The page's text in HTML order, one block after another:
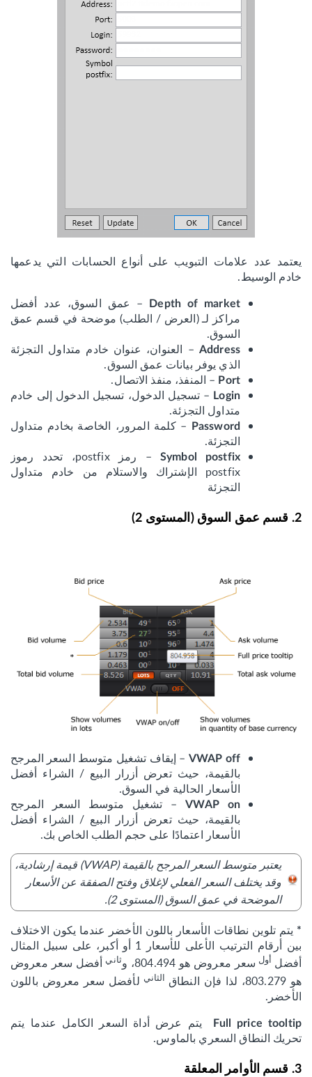
يعتمد عدد علامات التبويب على أنواع الحسابات التي يدعمها
خادم الوسيط.
Depth of market
– عمق السوق، عدد أفضل
مراكز لـ (العرض / الطلب) موضحة في قسم عمق
السوق.
Address – العنوان، عنوان خادم متداول التجزئة
الذي يوفر بيانات عمق السوق.
Port – المنفذ، منفذ الاتصال.
Login – تسجيل الدخول، تسجيل الدخول إلى خادم
متداول التجزئة.
Password – كلمة المرور، الخاصة بخادم متداول
التجزئة.
Symbol postfix
– رمز postfix، تحدد رموز
postfix الإشتراك والاستلام من خادم متداول
التجزئة
2. قسم عمق السوق (المستوى 2)
VWAP off – إيقاف تشغيل متوسط السعر المرجح
بالقيمة، حيث تعرض أزرار البيع / الشراء أفضل
الأسعار الحالية في السوق.
VWAP on
– تشغيل متوسط السعر المرجح
بالقيمة، حيث تعرض أزرار البيع / الشراء أفضل
الأسعار اعتمادًا على حجم الطلب الخاص بك.
يعتبر متوسط السعر المرجح بالقيمة (VWAP) قيمة إرشادية،
وقد يختلف السعر الفعلي لإغلاق وفتح الصفقة عن الأسعار
الموضحة في عمق السوق (المستوى 2).
* يتم تلوين نطاقات الأسعار باللون الأخضر عندما يكون الاختلاف
بين أرقام الترتيب الأعلى للأسعار 1 أو أكبر، على سبيل المثال
أفضل أول سعر معروض هو 804.494، و ثاني أفضل سعر معروض
هو 803.279، لذا فإن النطاق
الثاني لأفضل سعر معروض باللون
الأخضر.
Full price tooltip
يتم عرض أداة السعر الكامل عندما يتم
تحريك النطاق السعري بالماوس.
3. قسم الأوامر المعلقة